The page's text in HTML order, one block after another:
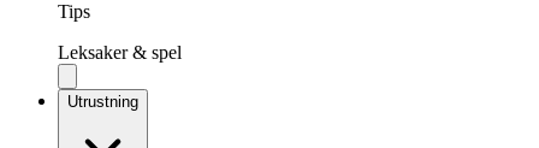
Tips
Leksaker & spel
Utrustning